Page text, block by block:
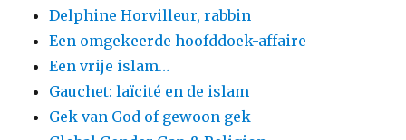
Delphine Horvilleur, rabbin
Een omgekeerde hoofddoek-affaire
Een vrije islam…
Gauchet: laïcité en de islam
Gek van God of gewoon gek